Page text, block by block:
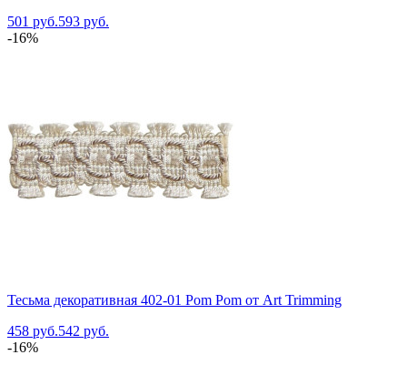
501 руб.593 руб.
-16%
Тесьма декоративная 402-01 Pom Pom от Art Trimming
458 руб.542 руб.
-16%